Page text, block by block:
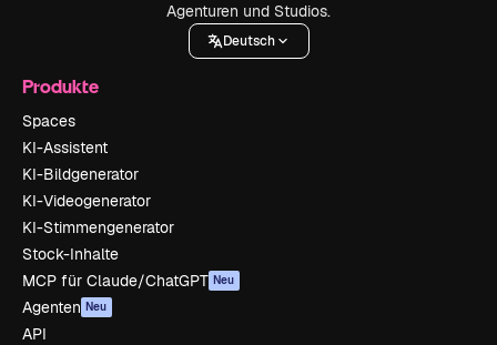
Agenturen und Studios.
Deutsch
Produkte
Spaces
KI-Assistent
KI-Bildgenerator
KI-Videogenerator
KI-Stimmengenerator
Stock-Inhalte
MCP für Claude/ChatGPT Neu
Agenten Neu
API